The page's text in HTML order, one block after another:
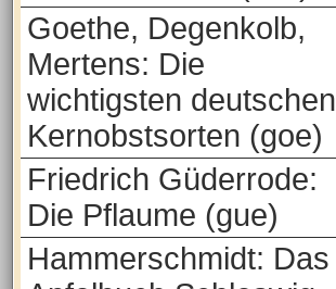
Goethe, Degenkolb,
Mertens: Die
wichtigsten deutschen
Kernobstsorten (goe)
Friedrich Güderrode:
Die Pflaume (gue)
Hammerschmidt: Das